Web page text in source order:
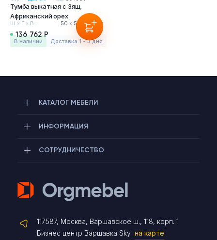
Тумба выкатная с 3ящ.
Африканский орех
Ш х Г х В : 50 х58 х65 см
136 762 Р
в наличии Доставка 1 - 3 дня
Тумбы офисные
Офисные шкафы
КАТАЛОГ МЕБЕЛИ
ИНФОРМАЦИЯ
СОТРУДНИЧЕСТВО
117587, Москва, Варшавское ш., 118, корп. 1
Бизнес центр Варшавка Sky на карте
Telegram
Max